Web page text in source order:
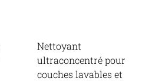
Nettoyant
ultraconcentré pour
couches lavables et